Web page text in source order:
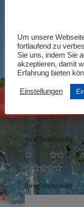
Schreiben
„Familien-
incl. Kinder/
Ihre E-Mail-
Ihre Bewertung *
Ihre Rezension *
Um unsere
fortlaufend zu
Sie uns, indem Sie
akzeptieren, damit
Erfahrung bieten
Einstellungen